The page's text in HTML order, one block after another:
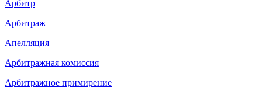
Арбитр
Арбитраж
Апелляция
Арбитражная комиссия
Арбитражное примирение